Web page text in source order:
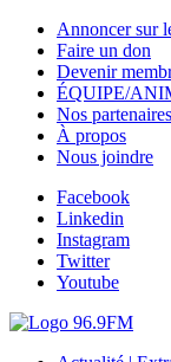
Annoncer sur
Faire un don
Devenir
ÉQUIPE/
Nos partenaires
À propos
Nous joindre
Facebook
Linkedin
Instagram
Twitter
Youtube